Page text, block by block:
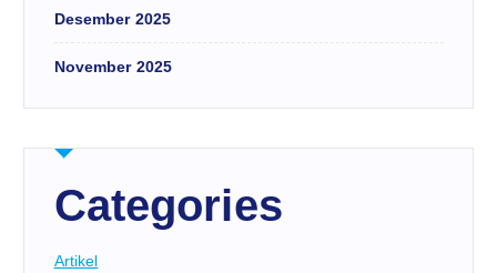
Desember 2025
November 2025
Categories
Artikel